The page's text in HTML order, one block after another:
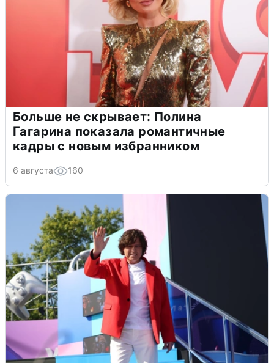
Больше не скрывает: Полина
Гагарина показала романтичные
кадры с новым избранником
6 августа 160